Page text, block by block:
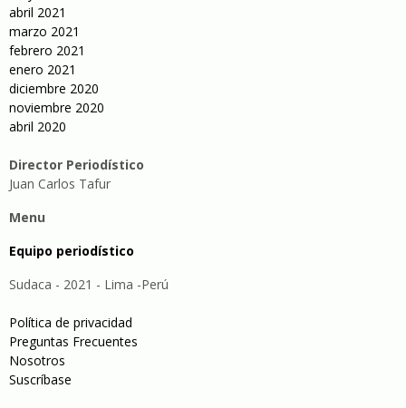
abril 2021
marzo 2021
febrero 2021
enero 2021
diciembre 2020
noviembre 2020
abril 2020
Director Periodístico
Juan Carlos Tafur
Menu
Equipo periodístico
Sudaca - 2021 - Lima -Perú
Política de privacidad
Preguntas Frecuentes
Nosotros
Suscríbase